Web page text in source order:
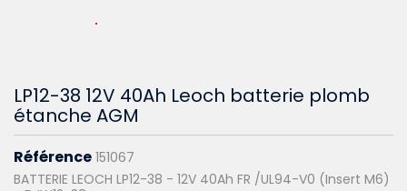
LP12-38 12V 40Ah Leoch batterie plomb
étanche AGM
Référence 151067
BATTERIE LEOCH LP12-38 - 12V 40Ah FR /UL94-V0 (Insert M6)